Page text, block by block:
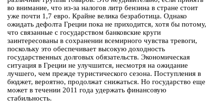
во внимание, что из-за налогов литр бензина в стране стоит
уже почти 1,7 евро. Крайне велика безработица. Однако
ожидать дефолта Греции пока не приходится, хотя бы потому,
что связанные с государством банковские круги
заинтересованы в сохранении всемирного чувства тревоги,
поскольку это обеспечивает высокую доходность
государственных долговых обязательств. Экономическая
ситуация в Греции не улучшится, несмотря на ожидание
лучшего, чем прежде туристического сезона. Поступления в
бюджет, вероятно, продолжат снижаться. Но государство еще
может в течении 2011 года удержать финансовую
стабильность.